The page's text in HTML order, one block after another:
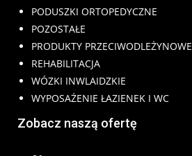
PODUSZKI ORTOPEDYCZNE
POZOSTAŁE
PRODUKTY PRZECIWODLEŻYNOWE
REHABILITACJA
WÓZKI INWLAIDZKIE
WYPOSAŻENIE ŁAZIENEK I WC
Zobacz naszą ofertę